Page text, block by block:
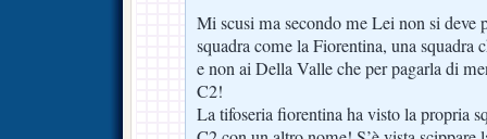
Mi scusi ma secondo me Lei non si deve
squadra come la Fiorentina, una squadra
e non ai Della Valle che per pagarla di
C2!
La tifoseria fiorentina ha visto la propria